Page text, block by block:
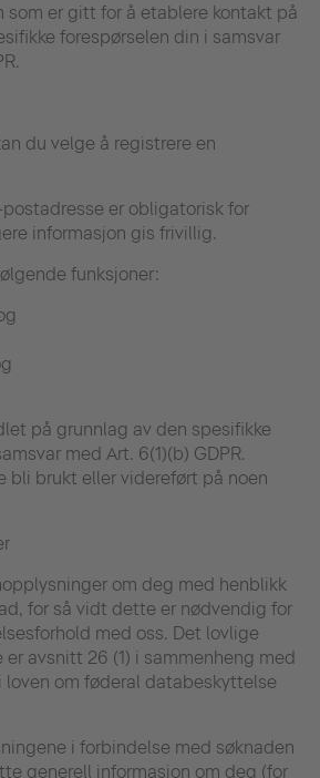
som er gitt for å etablere kontakt på
forespørselen din i samsvar
du velge å registrere en
er obligatorisk for
informasjon gis frivillig.
funksjoner:
på grunnlag av den spesifikke
med Art. 6(1)(b) GDPR.
bli brukt eller videreført på noen
om deg med henblikk
for så vidt dette er nødvendig for
med oss. Det lovlige
avsnitt 26 (1) i sammenheng med
loven om føderal databeskyttelse
i forbindelse med søknaden
generell informasjon om deg (for